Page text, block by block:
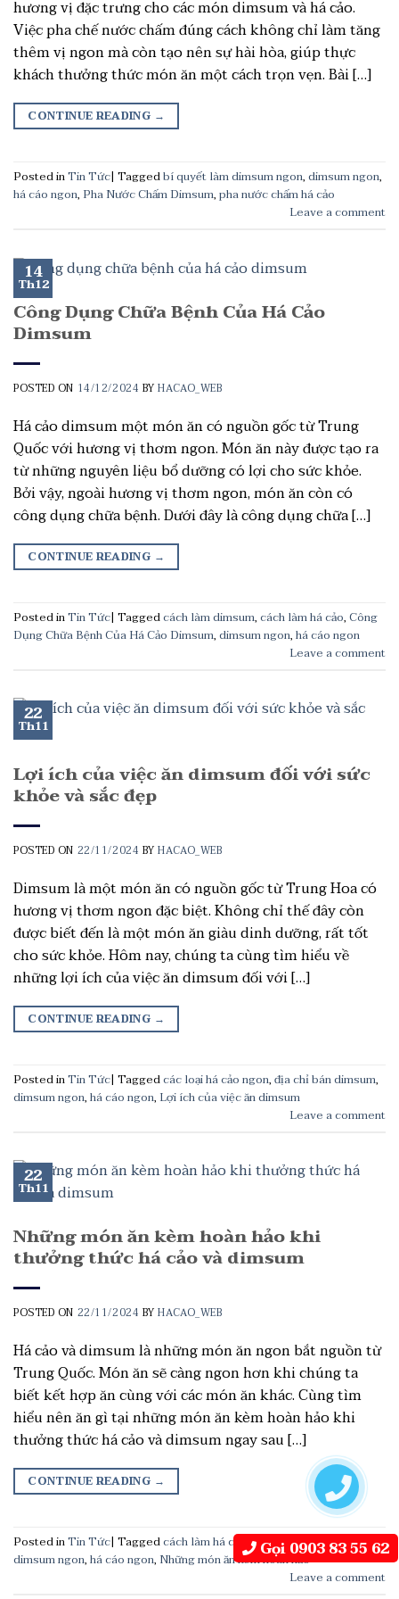
hương vị đặc trưng cho các món dimsum và há cảo.
Việc pha chế nước chấm đúng cách không chỉ làm tăng
thêm vị ngon mà còn tạo nên sự hài hòa, giúp thực
khách thưởng thức món ăn một cách trọn vẹn. Bài […]
CONTINUE READING →
Posted inTin Tức| Taggedbí quyết làm dimsum ngon,dimsum ngon,
há cáo ngon, Pha Nước Chấm Dimsum,pha nước chấm há cảo
Leave a comment
14
Th12
Công Dụng Chữa Bệnh Của Há Cảo
Dimsum
POSTED ON 14/12/2024 BYHACAO_WEB
Há cảo dimsum một món ăn có nguồn gốc từ Trung
Quốc với hương vị thơm ngon. Món ăn này được tạo ra
từ những nguyên liệu bổ dưỡng có lợi cho sức khỏe.
Bởi vậy, ngoài hương vị thơm ngon, món ăn còn có
công dụng chữa bệnh. Dưới đây là công dụng chữa […]
CONTINUE READING →
Posted inTin Tức| Taggedcách làm dimsum,cách làm há cảo,Công
Dụng Chữa Bệnh Của Há Cảo Dimsum,dimsum ngon,há cáo ngon
Leave a comment
22
Th11
Lợi ích của việc ăn dimsum đối với sức
khỏe và sắc đẹp
POSTED ON 22/11/2024 BYHACAO_WEB
Dimsum là một món ăn có nguồn gốc từ Trung Hoa có
hương vị thơm ngon đặc biệt. Không chỉ thế đây còn
được biết đến là một món ăn giàu dinh dưỡng, rất tốt
cho sức khỏe. Hôm nay, chúng ta cùng tìm hiểu về
những lợi ích của việc ăn dimsum đối với […]
CONTINUE READING →
Posted inTin Tức| Taggedcác loại há cảo ngon,địa chỉ bán dimsum,
dimsum ngon,há cáo ngon, Lợi ích của việc ăn dimsum
Leave a comment
22
Th11
Những món ăn kèm hoàn hảo khi
thưởng thức há cảo và dimsum
POSTED ON 22/11/2024 BYHACAO_WEB
Há cảo và dimsum là những món ăn ngon bắt nguồn từ
Trung Quốc. Món ăn sẽ càng ngon hơn khi chúng ta
biết kết hợp ăn cùng với các món ăn khác. Cùng tìm
hiểu nên ăn gì tại những món ăn kèm hoàn hảo khi
thưởng thức há cảo và dimsum ngay sau […]
CONTINUE READING →
Posted inTin Tức| Taggedcách làm há cảo ,địa chỉ bán há cảo,
dimsum ngon,há cáo ngon, Những món ăn kèm hoàn hảo
Leave a comment
Gọi 0903 83 55 62